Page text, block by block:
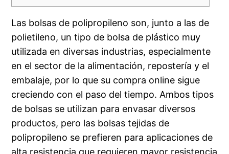
Las bolsas de polipropileno son, junto a las de
polietileno, un tipo de bolsa de plástico muy
utilizada en diversas industrias, especialmente
en el sector de la alimentación, repostería y el
embalaje, por lo que su compra online sigue
creciendo con el paso del tiempo. Ambos tipos
de bolsas se utilizan para envasar diversos
productos, pero las bolsas tejidas de
polipropileno se prefieren para aplicaciones de
alta resistencia que requieren mayor resistencia